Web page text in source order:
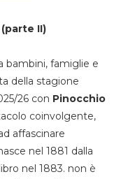
II)
bambini, famiglie e
della stagione
26 con Pinocchio
coinvolgente,
affascinare
nel 1881 dalla
nel 1883. non è